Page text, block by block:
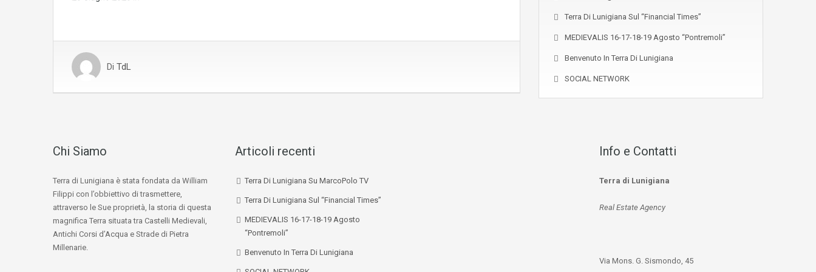
Di TdL
Terra Di Lunigiana Sul “Financial Times”
MEDIEVALIS 16-17-18-19 Agosto “Pontremoli”
Benvenuto In Terra Di Lunigiana
SOCIAL NETWORK
Chi Siamo
Terra di Lunigiana è stata fondata da William
Filippi con l’obbiettivo di trasmettere,
attraverso le Sue proprietà, la storia di questa
magnifica Terra situata tra Castelli Medievali,
Antichi Corsi d’Acqua e Strade di Pietra
Millenarie.
Articoli recenti
Terra Di Lunigiana Su MarcoPolo TV
Terra Di Lunigiana Sul “Financial Times”
MEDIEVALIS 16-17-18-19 Agosto
“Pontremoli”
Benvenuto In Terra Di Lunigiana
Info e Contatti
Terra di Lunigiana
Real Estate Agency
Via Mons. G. Sismondo, 45